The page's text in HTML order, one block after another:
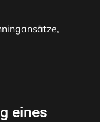
eines